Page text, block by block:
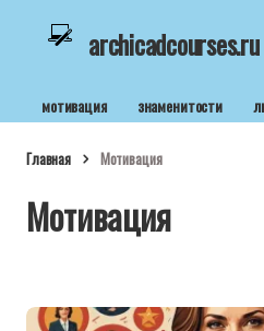
archicadcourses.ru
мотивация знаменитости
Главная Мотивация
Мотивация